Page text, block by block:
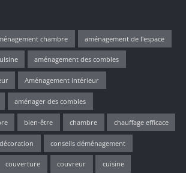
chambre aménagement de l'espace
aménagement des combles
Aménagement intérieur
aménager des combles
bien-être chambre chauffage efficace
conseils déménagement
couverture couvreur cuisine